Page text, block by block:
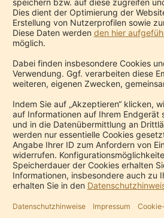
Ayurveda für Mutter und Kind
34,99 €
Deutschlands